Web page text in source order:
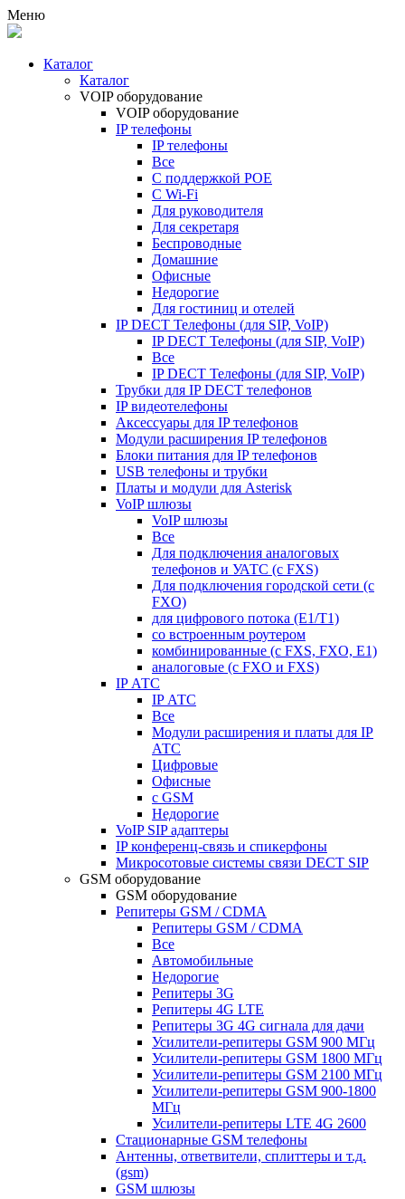
Меню
Каталог
Каталог
VOIP оборудование
VOIP оборудование
IP телефоны
IP телефоны
Все
С поддержкой POE
C Wi-Fi
Для руководителя
Для секретаря
Беспроводные
Домашние
Офисные
Недорогие
Для гостиниц и отелей
IP DECT Телефоны (для SIP, VoIP)
IP DECT Телефоны (для SIP, VoIP)
Все
IP DECT Телефоны (для SIP, VoIP)
Трубки для IP DECT телефонов
IP видеотелефоны
Аксессуары для IP телефонов
Модули расширения IP телефонов
Блоки питания для IP телефонов
USB телефоны и трубки
Платы и модули для Asterisk
VoIP шлюзы
VoIP шлюзы
Все
Для подключения аналоговых
телефонов и УАТС (с FXS)
Для подключения городской сети (с
FXO)
для цифрового потока (E1/T1)
со встроенным роутером
комбинированные (c FXS, FXO, E1)
аналоговые (с FXO и FXS)
IP АТС
IP АТС
Все
Модули расширения и платы для IP
АТС
Цифровые
Офисные
с GSM
Недорогие
VoIP SIP адаптеры
IP конференц-связь и спикерфоны
Микросотовые системы связи DECT SIP
GSM оборудование
GSM оборудование
Репитеры GSM / CDMA
Репитеры GSM / CDMA
Все
Автомобильные
Недорогие
Репитеры 3G
Репитеры 4G LTE
Репитеры 3G 4G сигнала для дачи
Усилители-репитеры GSM 900 МГц
Усилители-репитеры GSM 1800 МГц
Усилители-репитеры GSM 2100 МГц
Усилители-репитеры GSM 900-1800
МГц
Усилители-репитеры LTE 4G 2600
Стационарные GSM телефоны
Антенны, ответвители, сплиттеры и т.д.
(gsm)
GSM шлюзы